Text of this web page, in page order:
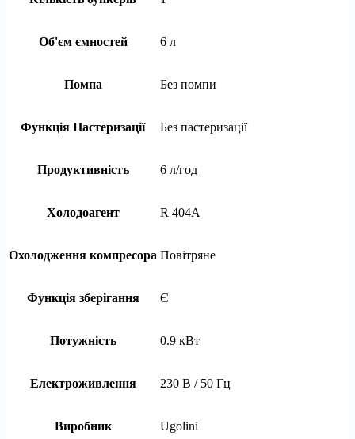
Об'єм ємностей 6 л
Помпа Без помпи
Функція Пастеризації Без пастеризації
Продуктивність 6 л/год
Холодоагент R 404A
Охолодження компресора Повітряне
Функція зберігання Є
Потужність 0.9 кВт
Електроживлення 230 В / 50 Гц
Виробник Ugolini